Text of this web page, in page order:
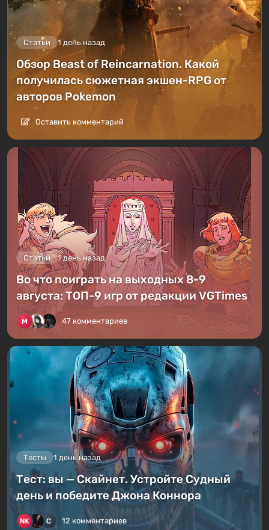
Статьи 1 день назад
Обзор Beast of Reincarnation. Какой
получилась сюжетная экшен-RPG от
авторов Pokemon
Оставить комментарий
Статьи 1 день назад
Во что поиграть на выходных 8-9
августа: ТОП-9 игр от редакции VGTimes
47 комментариев
Тесты 1 день назад
Тест: вы — Скайнет. Устройте Судный
день и победите Джона Коннора
12 комментариев